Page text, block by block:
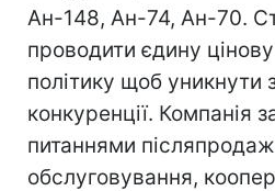
Ан-148, Ан-74, Ан-70.
проводити єдину
політику щоб уникнути
конкуренції. Компанія
питаннями
обслуговування,